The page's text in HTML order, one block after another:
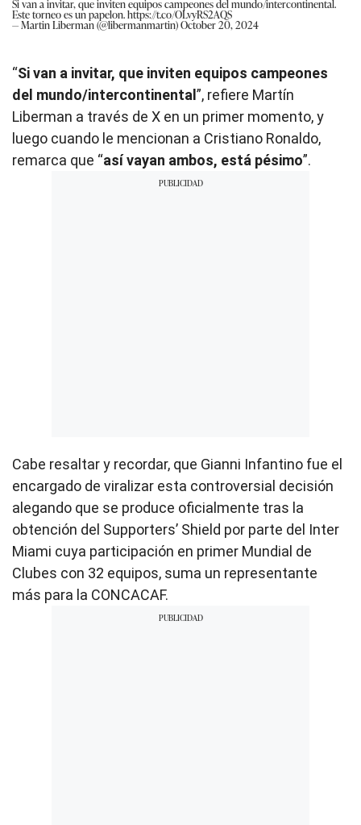
Si van a invitar, que inviten equipos campeones del mundo/intercontinental.
Este torneo es un papelon.https://t.co/OLvyRS2AQS
— Martin Liberman (@libermanmartin)October 20, 2024
“Si van a invitar, que inviten equipos campeones
del mundo/intercontinental ”, refiere Martín
Liberman a través de X en un primer momento, y
luego cuando le mencionan a Cristiano Ronaldo,
remarca que “así vayan ambos, está pésimo”.
Cabe resaltar y recordar, que Gianni Infantino fue el
encargado de viralizar esta controversial decisión
alegando que se produce oficialmente tras la
obtención del Supporters’ Shield por parte del Inter
Miami cuya participación en primer Mundial de
Clubes con 32 equipos, suma un representante
más para la CONCACAF.